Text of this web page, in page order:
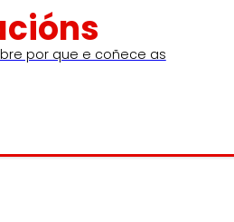
por que e coñece as